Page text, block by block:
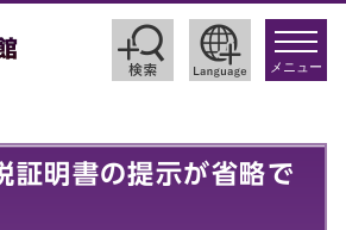
toggle
メニュー
証明書の提示が省略で